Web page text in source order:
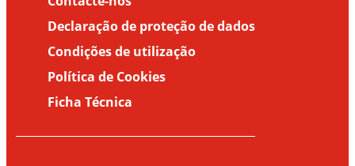
Declaração de proteção de dados
Condições de utilização
Política de Cookies
Ficha Técnica